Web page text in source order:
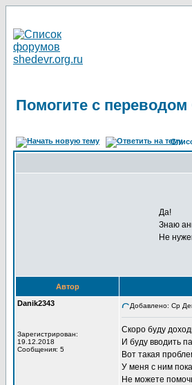
Помогите с переводом
Да!
Знаю
Не
Автор
Danik2343
Зарегистрирован:
19.12.2018
Сообщения: 5
Добавлено: Ср
Скоро буду
И буду вводить
Вот такая
У меня с ним
Не можете